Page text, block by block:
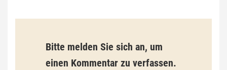
Bitte melden Sie sich an, um
einen Kommentar zu verfassen.